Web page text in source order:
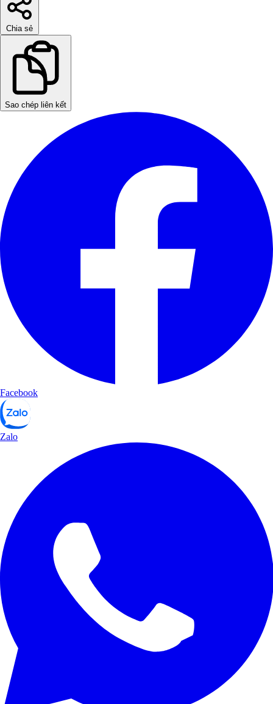
Chia sẻ
Sao chép liên kết
Facebook
Zalo